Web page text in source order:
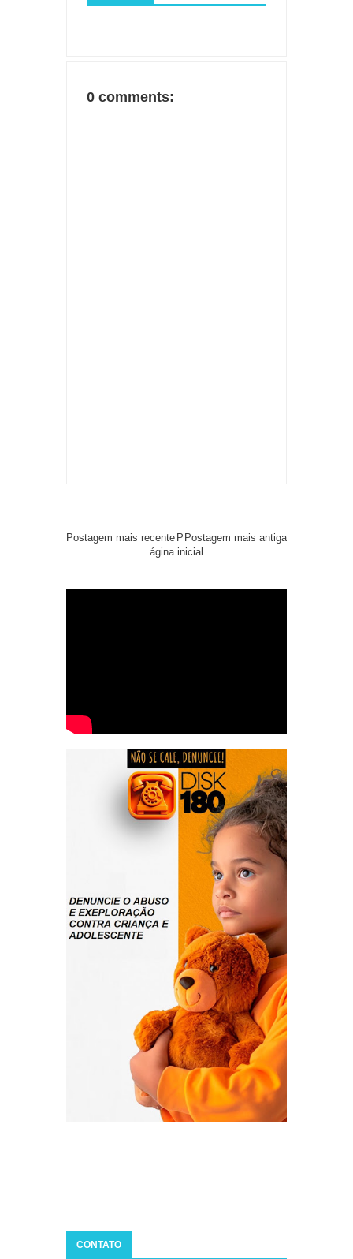
0 comments:
Postagem mais recente Postagem mais antiga
P
ágina inicial
CONTATO